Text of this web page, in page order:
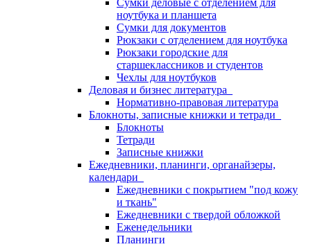
Сумки деловые с отделением для
ноутбука и планшета
Сумки для документов
Рюкзаки с отделением для ноутбука
Рюкзаки городские для
старшеклассников и студентов
Чехлы для ноутбуков
Деловая и бизнес литература
Нормативно-правовая литература
Блокноты, записные книжки и тетради
Блокноты
Тетради
Записные книжки
Ежедневники, планинги, органайзеры,
календари
Ежедневники с покрытием "под кожу
и ткань"
Ежедневники с твердой обложкой
Еженедельники
Планинги